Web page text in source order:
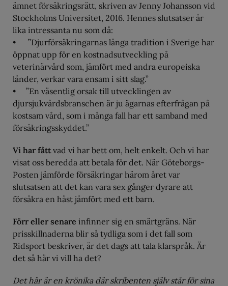
ämnet försäkringsrätt, skriven av Jenny Johansson vid
Stockholms Universitet, 2016. Hennes slutsatser är
lika intressanta nu som då:
• ”Djurförsäkringarnas långa tradition i Sverige har
öppnat upp för en kostnadsutveckling på
veterinärvård som, jämfört med andra europeiska
länder, verkar vara ensam i sitt slag.”
• ”En väsentlig orsak till utvecklingen av
djursjukvårdsbranschen är ju ägarnas efterfrågan på
kostsam vård, som i många fall har ett samband med
försäkringsskyddet.”
Vi har fåttvad vi har bett om, helt enkelt. Och vi har
visat oss beredda att betala för det. När Göteborgs-
Posten jämförde försäkringar härom året var
slutsatsen att det kan vara sex gånger dyrare att
försäkra en häst jämfört med ett barn.
Förr eller senare infinner sig en smärtgräns. När
prisskillnaderna blir så tydliga som i det fall som
Ridsport beskriver, är det dags att tala klarspråk. Är
det så här vi vill ha det?
Det här är en krönika där skribenten själv står för sina